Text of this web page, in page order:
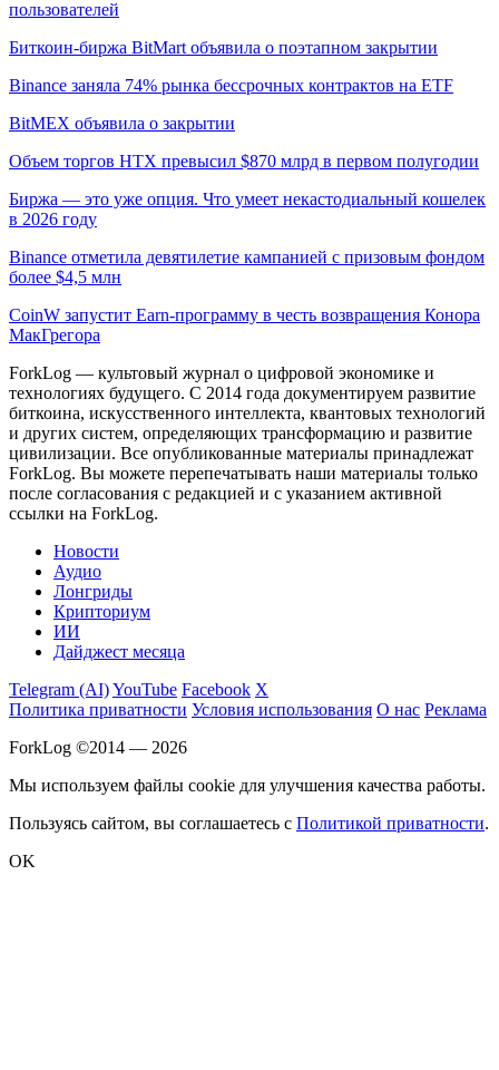
пользователей
Биткоин-биржа BitMart объявила о поэтапном закрытии
Binance заняла 74% рынка бессрочных контрактов на ETF
BitMEX объявила о закрытии
Объем торгов HTX превысил $870 млрд в первом полугодии
Биржа — это уже опция. Что умеет некастодиальный кошелек
в 2026 году
Binance отметила девятилетие кампанией с призовым фондом
более $4,5 млн
CoinW запустит Earn-программу в честь возвращения Конора
МакГрегора
ForkLog — культовый журнал о цифровой экономике и
технологиях будущего. С 2014 года документируем развитие
биткоина, искусственного интеллекта, квантовых технологий
и других систем, определяющих трансформацию и развитие
цивилизации. Все опубликованные материалы принадлежат
ForkLog. Вы можете перепечатывать наши материалы только
после согласования с редакцией и с указанием активной
ссылки на ForkLog.
Новости
Аудио
Лонгриды
Крипториум
ИИ
Дайджест месяца
Telegram (AI)YouTube Facebook X
Политика приватности Условия использования О нас Реклама
ForkLog ©2014 — 2026
Мы используем файлы cookie для улучшения качества работы.
Пользуясь сайтом, вы соглашаетесь с Политикой приватности.
OK